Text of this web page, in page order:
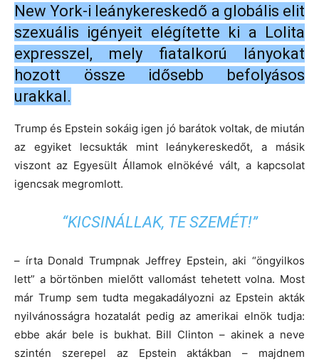
New York-i leánykereskedő a globális elit
szexuális igényeit elégítette ki a Lolita
expresszel, mely fiatalkorú lányokat
hozott össze idősebb befolyásos
urakkal.
Trump és Epstein sokáig igen jó barátok voltak, de miután
az egyiket lecsukták mint leánykereskedőt, a másik
viszont az Egyesült Államok elnökévé vált, a kapcsolat
igencsak megromlott.
“KICSINÁLLAK, TE SZEMÉT!”
– írta Donald Trumpnak Jeffrey Epstein, aki “öngyilkos
lett” a börtönben mielőtt vallomást tehetett volna. Most
már Trump sem tudta megakadályozni az Epstein akták
nyilvánosságra hozatalát pedig az amerikai elnök tudja:
ebbe akár bele is bukhat. Bill Clinton – akinek a neve
szintén szerepel az Epstein aktákban – majdnem